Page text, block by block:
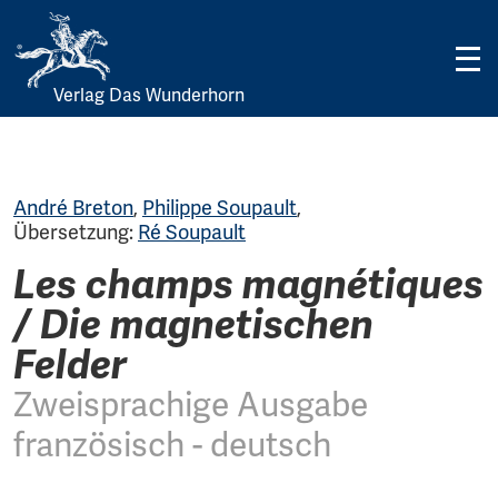
Skip
Verlag Das Wunderhorn
André Breton, Philippe Soupault,
Übersetzung: Ré Soupault
Les champs magnétiques
/ Die magnetischen
Felder
Zweisprachige Ausgabe
französisch - deutsch